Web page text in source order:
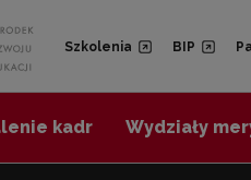
Szkolenia BIP
kadr Wydziały